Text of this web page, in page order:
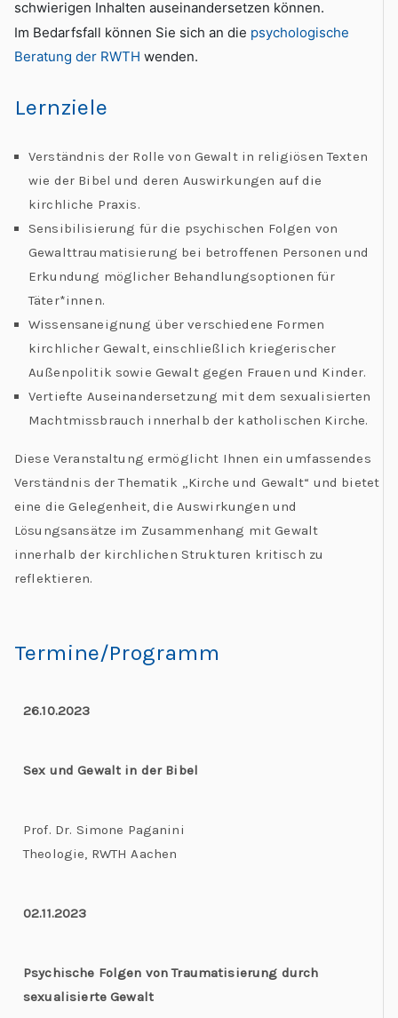
schwierigen Inhalten auseinandersetzen können.
Im Bedarfsfall können Sie sich an die psychologische
Beratung der RWTH wenden.
Lernziele
Verständnis der Rolle von Gewalt in religiösen Texten
wie der Bibel und deren Auswirkungen auf die
kirchliche Praxis.
Sensibilisierung für die psychischen Folgen von
Gewalttraumatisierung bei betroffenen Personen und
Erkundung möglicher Behandlungsoptionen für
Täter*innen.
Wissensaneignung über verschiedene Formen
kirchlicher Gewalt, einschließlich kriegerischer
Außenpolitik sowie Gewalt gegen Frauen und Kinder.
Vertiefte Auseinandersetzung mit dem sexualisierten
Machtmissbrauch innerhalb der katholischen Kirche.
Diese Veranstaltung ermöglicht Ihnen ein umfassendes
Verständnis der Thematik „Kirche und Gewalt“ und bietet
eine die Gelegenheit, die Auswirkungen und
Lösungsansätze im Zusammenhang mit Gewalt
innerhalb der kirchlichen Strukturen kritisch zu
reflektieren.
Termine/Programm
26.10.2023
Sex und Gewalt in der Bibel
Prof. Dr. Simone Paganini
Theologie, RWTH Aachen
02.11.2023
Psychische Folgen von Traumatisierung durch
sexualisierte Gewalt